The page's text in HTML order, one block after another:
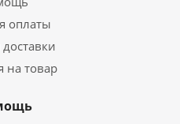
оплаты
на товар